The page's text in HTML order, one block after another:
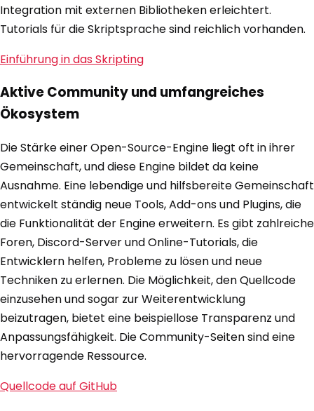
Integration mit externen Bibliotheken erleichtert.
Tutorials für die Skriptsprache sind reichlich vorhanden.
Einführung in das Skripting
Aktive Community und umfangreiches
Ökosystem
Die Stärke einer Open-Source-Engine liegt oft in ihrer
Gemeinschaft, und diese Engine bildet da keine
Ausnahme. Eine lebendige und hilfsbereite Gemeinschaft
entwickelt ständig neue Tools, Add-ons und Plugins, die
die Funktionalität der Engine erweitern. Es gibt zahlreiche
Foren, Discord-Server und Online-Tutorials, die
Entwicklern helfen, Probleme zu lösen und neue
Techniken zu erlernen. Die Möglichkeit, den Quellcode
einzusehen und sogar zur Weiterentwicklung
beizutragen, bietet eine beispiellose Transparenz und
Anpassungsfähigkeit. Die Community-Seiten sind eine
hervorragende Ressource.
Quellcode auf GitHub